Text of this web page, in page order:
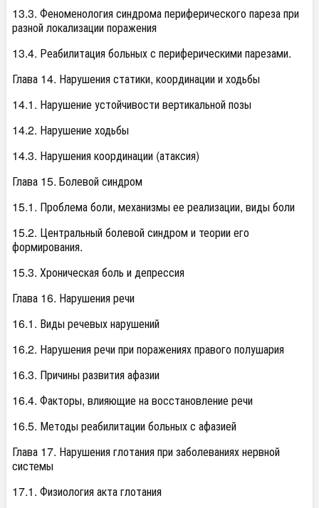
13.3. Феноменология синдрома периферического пареза при
разной локализации поражения
13.4. Реабилитация больных с периферическими парезами.
Глава 14. Нарушения статики, координации и ходьбы
14.1. Нарушение устойчивости вертикальной позы
14.2. Нарушение ходьбы
14.3. Нарушения координации (атаксия)
Глава 15. Болевой синдром
15.1. Проблема боли, механизмы ее реализации, виды боли
15.2. Центральный болевой синдром и теории его
формирования.
15.3. Хроническая боль и депрессия
Глава 16. Нарушения речи
16.1. Виды речевых нарушений
16.2. Нарушения речи при поражениях правого полушария
16.3. Причины развития афазии
16.4. Факторы, влияющие на восстановление речи
16.5. Методы реабилитации больных с афазией
Глава 17. Нарушения глотания при заболеваниях нервной
системы
17.1. Физиология акта глотания